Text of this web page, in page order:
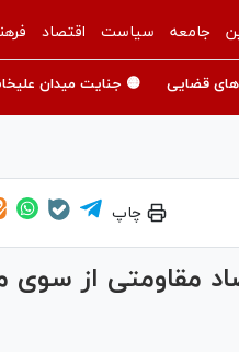
جامعه سیاست اقتصاد
قضایی 🟡 جنایت میدان
چاپ
۹ کارگروه اقتصاد مقاومتی